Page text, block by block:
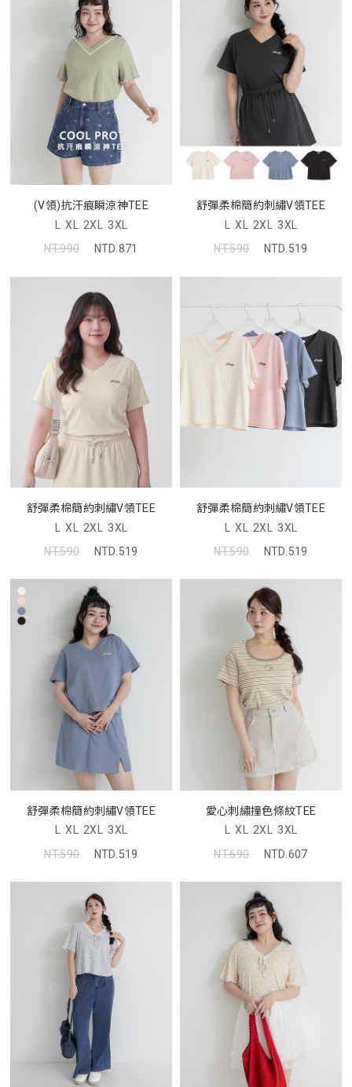
(V領)抗汗痕瞬涼神TEE
L XL 2XL 3XL
NT.990
NTD.871
舒彈柔棉簡約刺繡V領TEE
L XL 2XL 3XL
NT.590
NTD.519
舒彈柔棉簡約刺繡V領TEE
L XL 2XL 3XL
NT.590
NTD.519
舒彈柔棉簡約刺繡V領TEE
L XL 2XL 3XL
NT.590
NTD.519
舒彈柔棉簡約刺繡V領TEE
L XL 2XL 3XL
NT.590
NTD.519
愛心刺繡撞色條紋TEE
L XL 2XL 3XL
NT.690
NTD.607